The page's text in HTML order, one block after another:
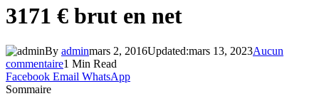
3171 € brut en net
By adminmars 2, 2016Updated:mars 13, 2023Aucun
commentaire1 Min Read
Facebook Email WhatsApp
Sommaire